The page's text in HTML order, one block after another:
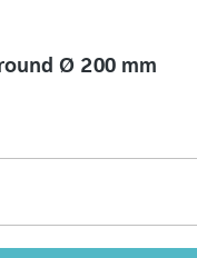
MaxiBackground Ø 200 mm